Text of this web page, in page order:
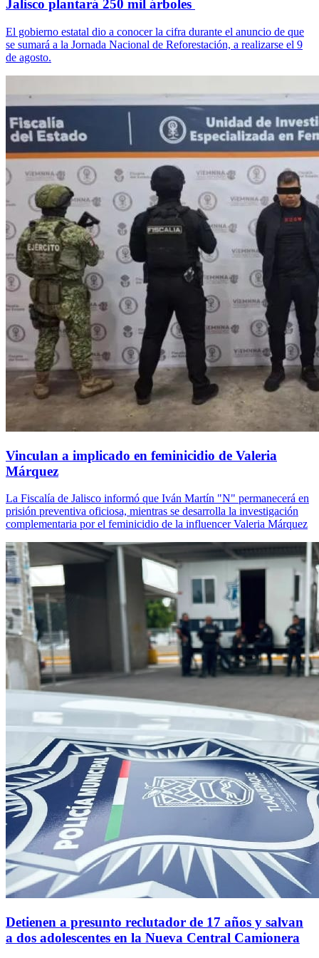
Jalisco plantará 250 mil árboles
El gobierno estatal dio a conocer la cifra durante el anuncio de que
se sumará a la Jornada Nacional de Reforestación, a realizarse el 9
de agosto.
Vinculan a implicado en feminicidio de Valeria
Márquez
La Fiscalía de Jalisco informó que Iván Martín "N" permanecerá en
prisión preventiva oficiosa, mientras se desarrolla la investigación
complementaria por el feminicidio de la influencer Valeria Márquez
Detienen a presunto reclutador de 17 años y salvan
a dos adolescentes en la Nueva Central Camionera